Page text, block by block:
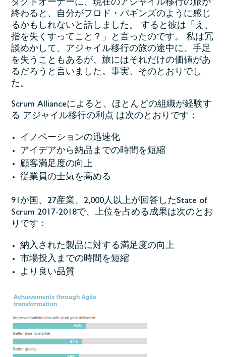
ダクトオーナーに、現在のアジャイル移行の旅が
終わると、自分がフロド・バギンズのように感じ
るかもしれないと話しました。 すると彼は「え、
指を失くすってこと？」と言ったのです。 私は冗
談めかして、アジャイル移行の旅の途中に、手足
を失うこともあるが、旅にはそれだけの価値があ
るだろうと言いました。事実、そのとおりでし
た。
Scrum Allianceによると、ほとんどの組織が経験す
る アジャイル移行の利点 は次のとおりです：
イノベーションの迅速化
アイデアから納品までの時間を短縮
顧客満足度の向上
従業員の士気を高める
91か国、27産業、2,000人以上が回答したState of
Scrum 2017-2018で、上位を占める成果は次のとお
りです：
納入された製品に対する満足度の向上
市場投入までの時間を短縮
より良い品質